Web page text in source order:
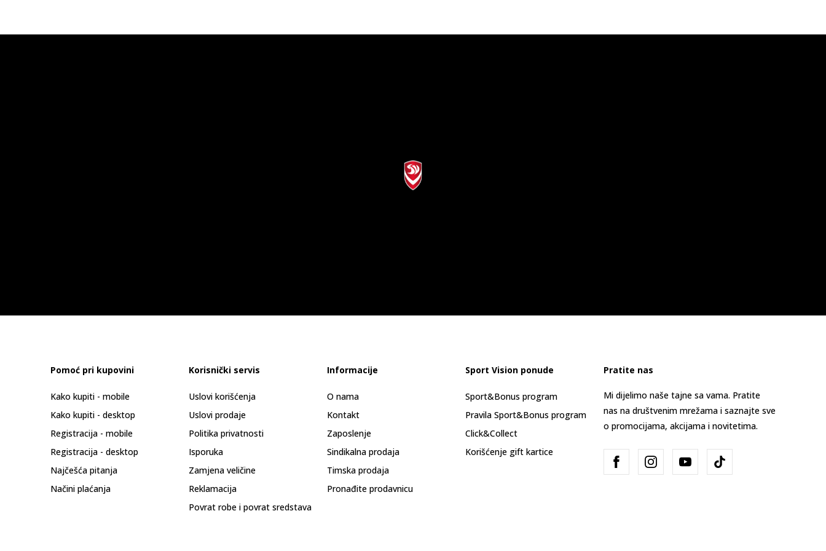
Pomoć pri kupovini
Kako kupiti - mobile
Kako kupiti - desktop
Registracija - mobile
Registracija - desktop
Najčešća pitanja
Načini plaćanja
Korisnički servis
Uslovi korišćenja
Uslovi prodaje
Politika privatnosti
Isporuka
Zamjena veličine
Reklamacija
Povrat robe i povrat sredstava
Informacije
O nama
Kontakt
Zaposlenje
Sindikalna prodaja
Timska prodaja
Pronađite prodavnicu
Sport Vision ponude
Sport&Bonus program
Pravila Sport&Bonus program
Click&Collect
Korišćenje gift kartice
Pratite nas
Mi dijelimo naše tajne sa vama. Pratite
nas na društvenim mrežama i saznajte sve
o promocijama, akcijama i novitetima.